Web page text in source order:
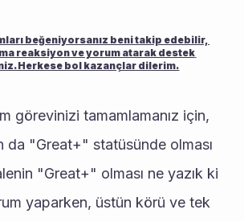
beğeniyorsanız beni takip edebilir,
reaksiyon ve yorum atarak destek
Herkese bol kazançlar dilerim.
görevinizi tamamlamanız için,
da "Great+" statüsünde olması
"Great+" olması ne yazık ki
yaparken, üstün körü ve tek